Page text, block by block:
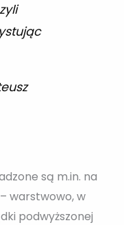
są m.in. na
warstwowo, w
podwyższonej